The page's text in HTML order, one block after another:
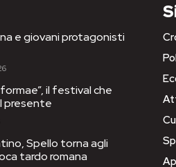
e giovani protagonisti
il festival che
presente
Spello torna agli
tardo romana